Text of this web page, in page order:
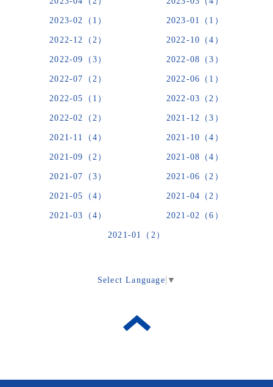
2023-02（1） 2023-01（1）
2022-12（2） 2022-10（4）
2022-09（3） 2022-08（3）
2022-07（2） 2022-06（1）
2022-05（1） 2022-03（2）
2022-02（2） 2021-12（3）
2021-11（4） 2021-10（4）
2021-09（2） 2021-08（4）
2021-07（3） 2021-06（2）
2021-05（4） 2021-04（2）
2021-03（4） 2021-02（6）
2021-01（2）
Select Language ▼